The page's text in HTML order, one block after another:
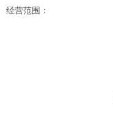
经营范围：